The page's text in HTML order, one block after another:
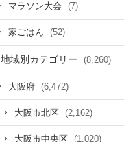
マラソン大会 (7)
家ごはん (52)
地域別カテゴリー (8,260)
大阪府 (6,472)
大阪市北区 (2,162)
大阪市中央区 (1,020)